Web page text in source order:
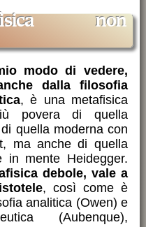
modo di vedere,
dalla filosofia
, è una metafisica
povera di quella
quella moderna con
ma anche di quella
in mente Heidegger.
debole, vale a
, così come è
analitica (Owen) e
(Aubenque),